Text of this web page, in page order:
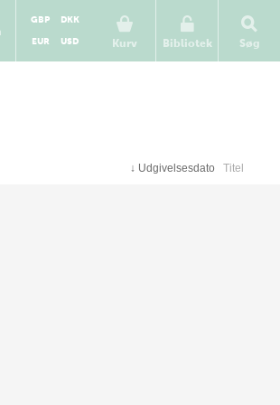
Kurv
GBP
DKK
EUR
USD Bibliotek Søg
↓ Udgivelsesdato Titel